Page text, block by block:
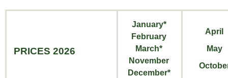
PRICES 2026
January*
February
March*
November
December*
April
May